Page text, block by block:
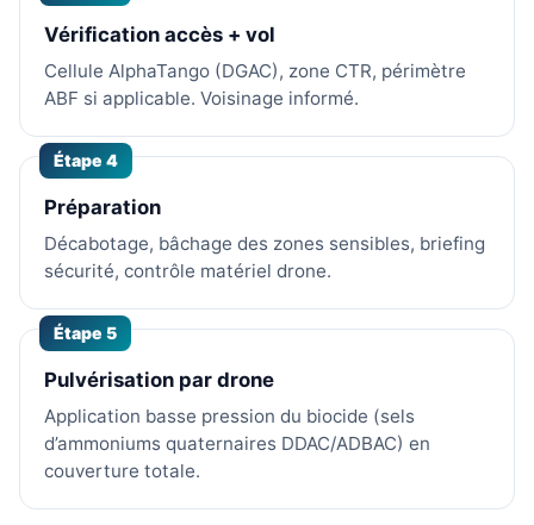
Vérification accès + vol
Cellule AlphaTango (DGAC), zone CTR, périmètre
ABF si applicable. Voisinage informé.
Étape 4
Préparation
Décabotage, bâchage des zones sensibles, briefing
sécurité, contrôle matériel drone.
Étape 5
Pulvérisation par drone
Application basse pression du biocide (sels
d’ammoniums quaternaires DDAC/ADBAC) en
couverture totale.